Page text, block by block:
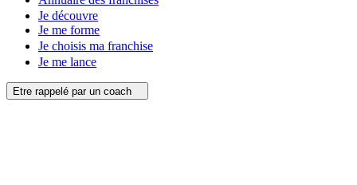
Je découvre
Je me forme
Je choisis ma franchise
Je me lance
Etre rappelé par un coach